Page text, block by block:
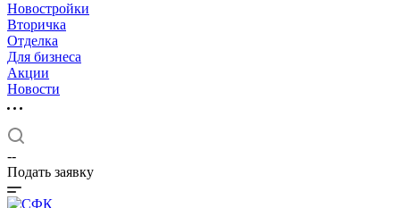
Новостройки
Вторичка
Отделка
Для бизнеса
Акции
Новости
--
Подать заявку